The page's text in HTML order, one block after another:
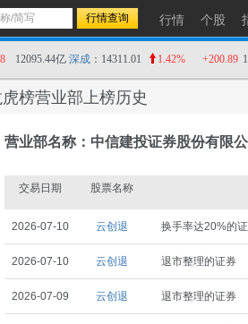
行情 个股
12095.44亿 深成 ：14311.01 1.42% +200.89
虎榜营业部上榜历史
营业部名称：中信建投证券股份有限
交易日期 股票名称
2026-07-10 云创退 换手率达20%的
2026-07-10 云创退 退市整理的证券
2026-07-09 云创退 退市整理的证券